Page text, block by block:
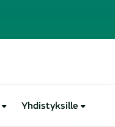
Yhdistyksille